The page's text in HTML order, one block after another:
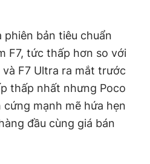
Bạn cần biết
Liên hệ quảng cáo
phiên bản tiêu chuẩn
F7, tức thấp hơn so với
và F7 Ultra ra mắt trước
thấp nhất nhưng Poco
mạnh mẽ hứa hẹn
đầu cùng giá bán